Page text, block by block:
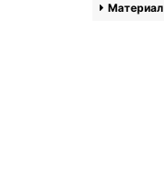
Материал